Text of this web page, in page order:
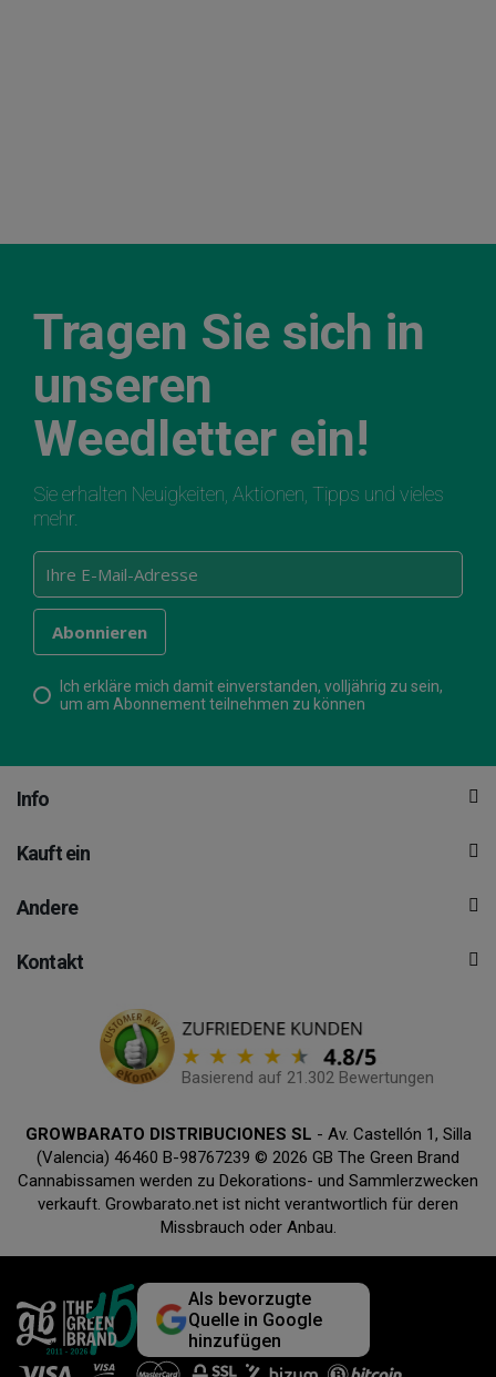
Tragen Sie sich in
unseren
Weedletter ein!
Sie erhalten Neuigkeiten, Aktionen, Tipps und vieles
mehr.
Ich erkläre mich damit einverstanden, volljährig zu sein,
um am Abonnement teilnehmen zu können
Info
Kauft ein
Andere
Kontakt
Basierend auf 21.302 Bewertungen
GROWBARATO DISTRIBUCIONES SL - Av. Castellón 1, Silla
(Valencia) 46460 B-98767239 © 2026 GB The Green Brand
Cannabissamen werden zu Dekorations- und Sammlerzwecken
verkauft. Growbarato.net ist nicht verantwortlich für deren
Missbrauch oder Anbau.
Als bevorzugte
Quelle in Google
hinzufügen